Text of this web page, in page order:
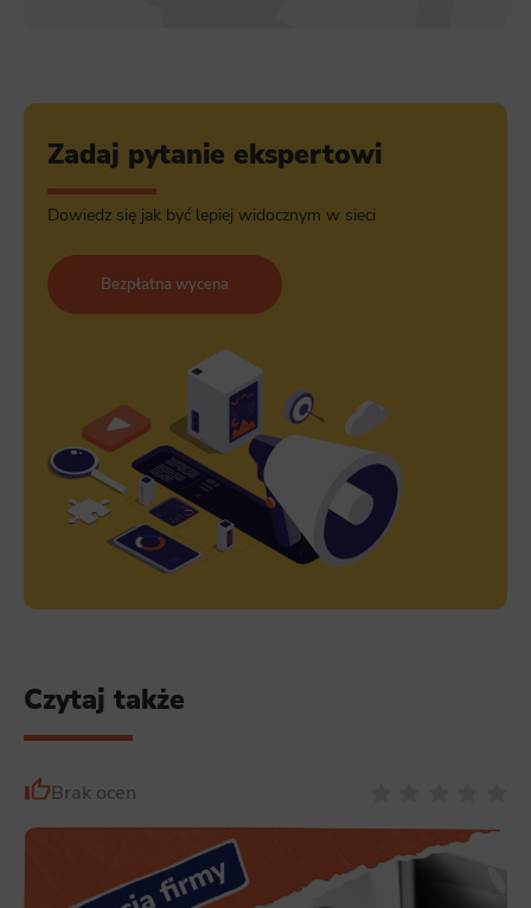
Zadaj pytanie ekspertowi
Dowiedz się jak być lepiej widocznym w sieci
Bezpłatna wycena
Czytaj także
Brak ocen